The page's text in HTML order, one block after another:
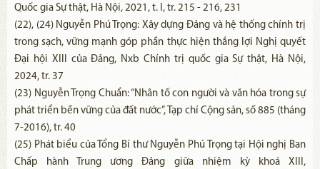
Quốc gia Sự thật, Hà Nội, 2021, t. I, tr. 215 - 216, 231
(22), (24) Nguyễn Phú Trọng: Xây dựng Đảng và hệ thống chính trị
trong sạch, vững mạnh góp phần thực hiện thắng lợi Nghị quyết
Đại hội XIII của Đảng, Nxb Chính trị quốc gia Sự thật, Hà Nội,
2024, tr. 37
(23) Nguyễn Trọng Chuẩn: “Nhân tố con người và văn hóa trong sự
phát triển bền vững của đất nước”, Tạp chí Cộng sản, số 885 (tháng
7-2016), tr. 40
(25) Phát biểu của Tổng Bí thư Nguyễn Phú Trọng tại Hội nghị Ban
Chấp hành Trung ương Đảng giữa nhiệm kỳ khoá XIII,